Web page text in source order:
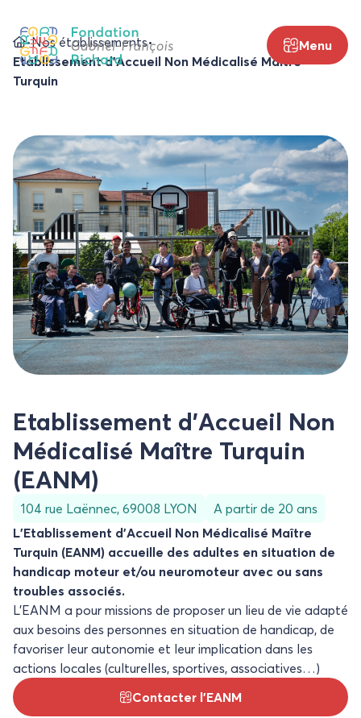
contenu
Menu
•Nos établissements•
Etablissement d’Accueil Non Médicalisé Maître
Turquin
Etablissement d’Accueil Non
Médicalisé Maître Turquin
(EANM)
104 rue Laënnec, 69008 LYON
A partir de 20 ans
L’Etablissement d’Accueil Non Médicalisé Maître
Turquin (EANM) accueille des adultes en situation de
handicap moteur et/ou neuromoteur avec ou sans
troubles associés.
L’EANM a pour missions de proposer un lieu de vie adapté
aux besoins des personnes en situation de handicap, de
favoriser leur autonomie et leur implication dans les
actions locales (culturelles, sportives, associatives…)
Contacter l’EANM